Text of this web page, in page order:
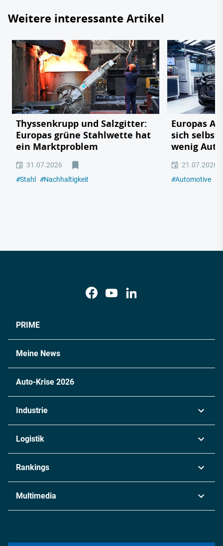
Weitere interessante Artikel
Thyssenkrupp und Salzgitter:
Europas grüne Stahlwette hat
ein Marktproblem
31.07.2026
#Stahl #Nachhaltigkeit
Europas
sich
wenig
21.07.2026
#Automotive
PRIME
Meine News
Auto-Krise 2026
Industrie
Chemie
Metall
Energie
Logistik
Rankings
Multimedia